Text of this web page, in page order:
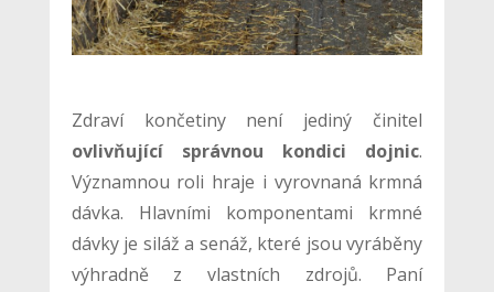
Zdraví končetiny není jediný činitel
ovlivňující správnou kondici dojnic.
Významnou roli hraje i vyrovnaná krmná
dávka. Hlavními komponentami krmné
dávky je siláž a senáž, které jsou vyráběny
výhradně z vlastních zdrojů. Paní